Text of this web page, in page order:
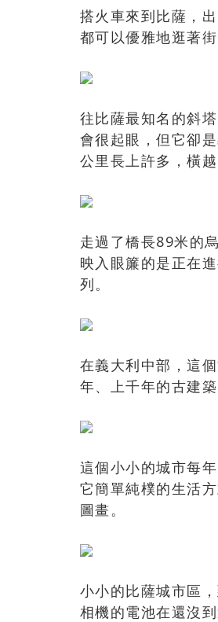
搭火車來到比薩，
都可以優雅地逛著
往比薩最知名的斜
會很起眼，但它卻
公里長上許多，橫
走過了橋長89米的
映入眼簾的是正在
列。
在義大利中部，這
年、上千年的古建
這個小小的城市每
它簡單純樸的生活
圖畫。
小小的比薩城市區
相機的電池在還沒